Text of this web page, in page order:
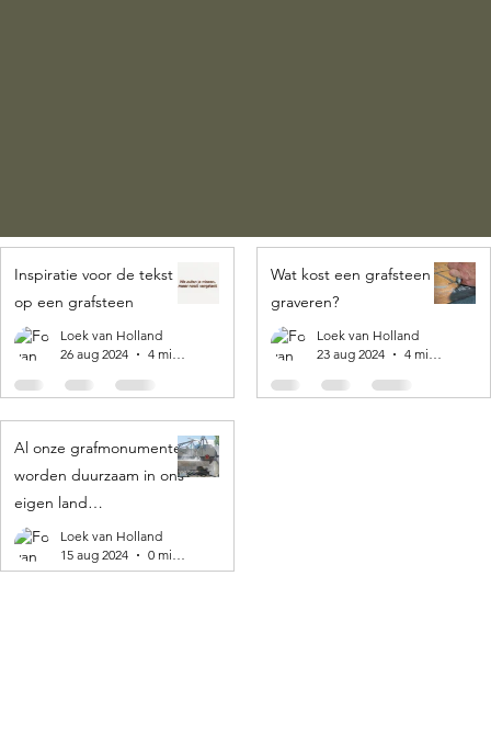
Inspiratie voor de tekst
op een grafsteen
Loek van Holland
26 aug 2024
4 minuten om te lezen
Wat kost een grafsteen
graveren?
Loek van Holland
23 aug 2024
4 minuten om te lezen
Al onze grafmonumenten
worden duurzaam in ons
eigen land
geproduceerd! 🌍
Loek van Holland
15 aug 2024
0 minuten om te lezen